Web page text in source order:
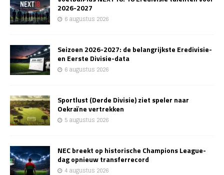
2026-2027
6 augustus 2026
Seizoen 2026-2027: de belangrijkste Eredivisie-
en Eerste Divisie-data
6 augustus 2026
Sportlust (Derde Divisie) ziet speler naar
Oekraïne vertrekken
5 augustus 2026
NEC breekt op historische Champions League-
dag opnieuw transferrecord
4 augustus 2026